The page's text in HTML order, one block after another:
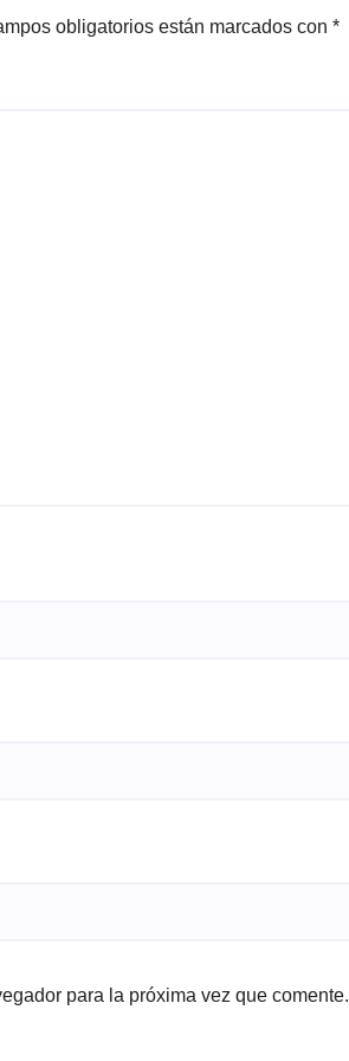
obligatorios están marcados con *
para la próxima vez que comente.